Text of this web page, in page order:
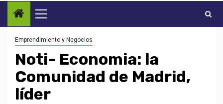
Menú
principal
Emprendimiento y Negocios
Noti- Economia: la
Comunidad de Madrid,
líder